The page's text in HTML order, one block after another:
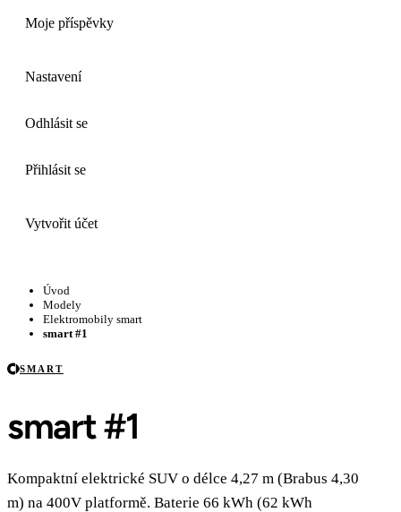
Moje příspěvky
Nastavení
Odhlásit se
Přihlásit se
Vytvořit účet
Úvod
Modely
Elektromobily smart
smart #1
SMART
smart #1
Kompaktní elektrické SUV o délce 4,27 m (Brabus 4,30
m) na 400V platformě. Baterie 66 kWh (62 kWh